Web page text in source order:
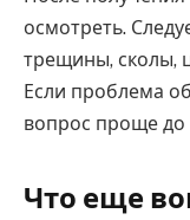
осмотреть.
трещины, сколы,
Если проблема
вопрос проще до
Что еще